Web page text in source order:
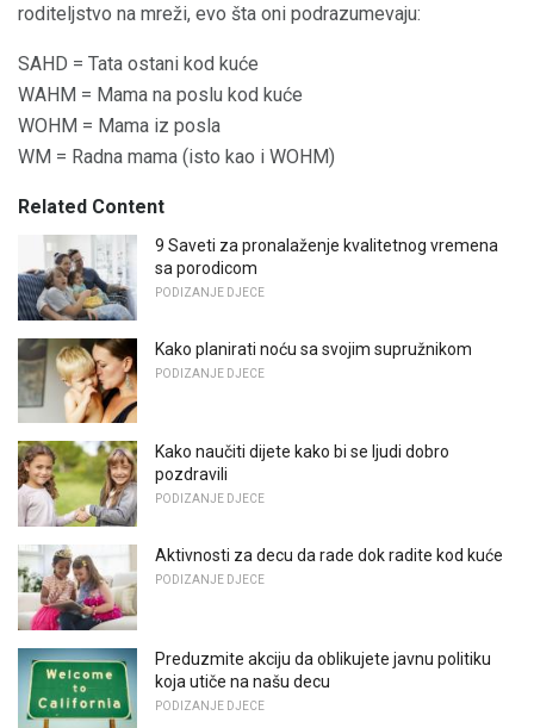
roditeljstvo na mreži, evo šta oni podrazumevaju:
SAHD = Tata ostani kod kuće
WAHM = Mama na poslu kod kuće
WOHM = Mama iz posla
WM = Radna mama (isto kao i WOHM)
Related Content
9 Saveti za pronalaženje kvalitetnog vremena
sa porodicom
PODIZANJE DJECE
Kako planirati noću sa svojim supružnikom
PODIZANJE DJECE
Kako naučiti dijete kako bi se ljudi dobro
pozdravili
PODIZANJE DJECE
Aktivnosti za decu da rade dok radite kod kuće
PODIZANJE DJECE
Preduzmite akciju da oblikujete javnu politiku
koja utiče na našu decu
PODIZANJE DJECE